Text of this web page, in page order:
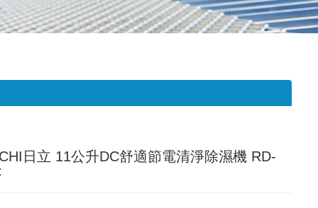
日立 11公升DC舒適節電清淨除濕機 RD-